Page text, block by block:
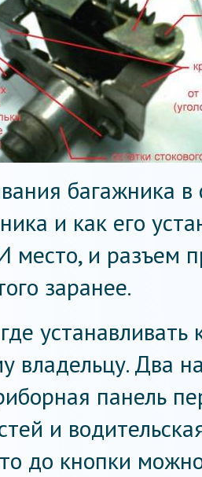
багажника
и как его
место, и разъем
заранее.
владельцу. Два
панель
и
до кнопки